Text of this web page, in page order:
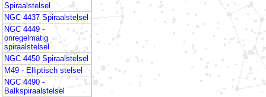
Spiraalstelsel
NGC 4437 Spiraalstelsel
NGC 4449 -
onregelmatig
spiraalstelsel
NGC 4450 Spiraalstelsel
M49 - Elliptisch stelsel
NGC 4490 -
Balkspiraalstelsel